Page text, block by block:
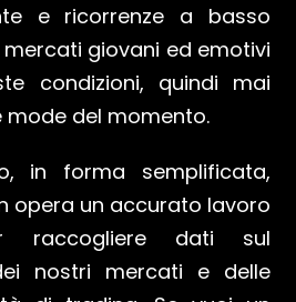
e ricorrenze a basso
giovani ed emotivi
condizioni, quindi mai
del momento.
in forma semplificata,
opera un accurato lavoro
raccogliere dati sul
nostri mercati e delle